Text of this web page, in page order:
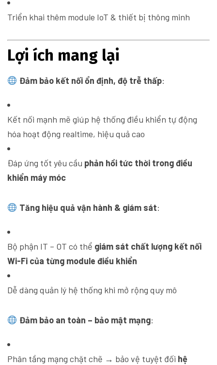
Triển khai thêm module IoT & thiết bị thông minh
Lợi ích mang lại
Đảm bảo kết nối ổn định, độ trễ thấp:
Kết nối mạnh mẽ giúp hệ thống điều khiển tự động
hóa hoạt động realtime, hiệu quả cao
Đáp ứng tốt yêu cầu phản hồi tức thời trong điều
khiển máy móc
Tăng hiệu quả vận hành & giám sát:
Bộ phận IT – OT có thể giám sát chất lượng kết nối
Wi-Fi của từng module điều khiển
Dễ dàng quản lý hệ thống khi mở rộng quy mô
Đảm bảo an toàn – bảo mật mạng:
Phân tầng mạng chặt chẽ → bảo vệ tuyệt đối hệ